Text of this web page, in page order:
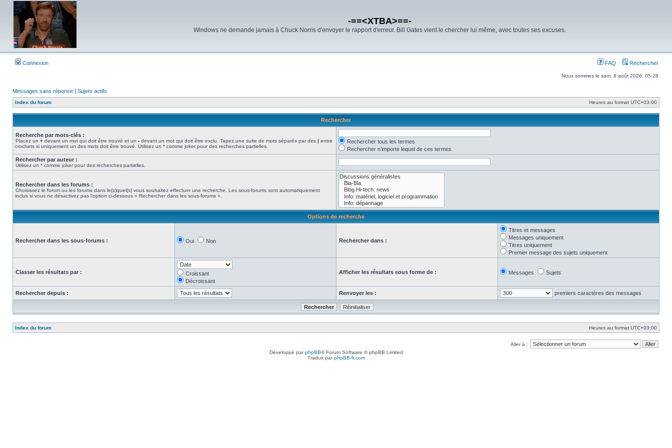
-==<XTBA>==-
Windows ne demande jamais à Chuck Norris d'envoyer le rapport d'erreur. Bill Gates vient le chercher lui même, avec toutes ses excuses.
Connexion FAQ Rechercher
Nous sommes le sam. 8 août 2026, 05:28
Messages sans réponse | Sujets actifs
Index du forum Heures au format UTC+03:00
Rechercher
Recherche par mots-clés :
Placez un + devant un mot qui doit être trouvé et un - devant un mot qui doit être exclu. Tapez une suite de mots séparés par des | entre
crochets si uniquement un des mots doit être trouvé. Utilisez un * comme joker pour des recherches partielles.
Rechercher tous les termes
Rechercher n’importe lequel de ces termes
Rechercher par auteur :
Utilisez un * comme joker pour des recherches partielles.
Rechercher dans les forums :
Choisissez le forum ou les forums dans le(s)quel(s) vous souhaitez effectuer une recherche. Les sous-forums sont automatiquement
inclus si vous ne désactivez pas l’option ci-dessous « Rechercher dans les sous-forums ».
Options de recherche
Rechercher dans les sous-forums : Oui Non Rechercher dans :
Titres et messages
Messages uniquement
Titres uniquement
Premier message des sujets uniquement
Classer les résultats par :
Croissant
Décroissant
Afficher les résultats sous forme de : Messages Sujets
Rechercher depuis : Renvoyer les : premiers caractères des messages
Index du forum Heures au format UTC+03:00
Aller à :
Développé parphpBB® Forum Software © phpBB Limited
Traduit parphpBB-fr.com